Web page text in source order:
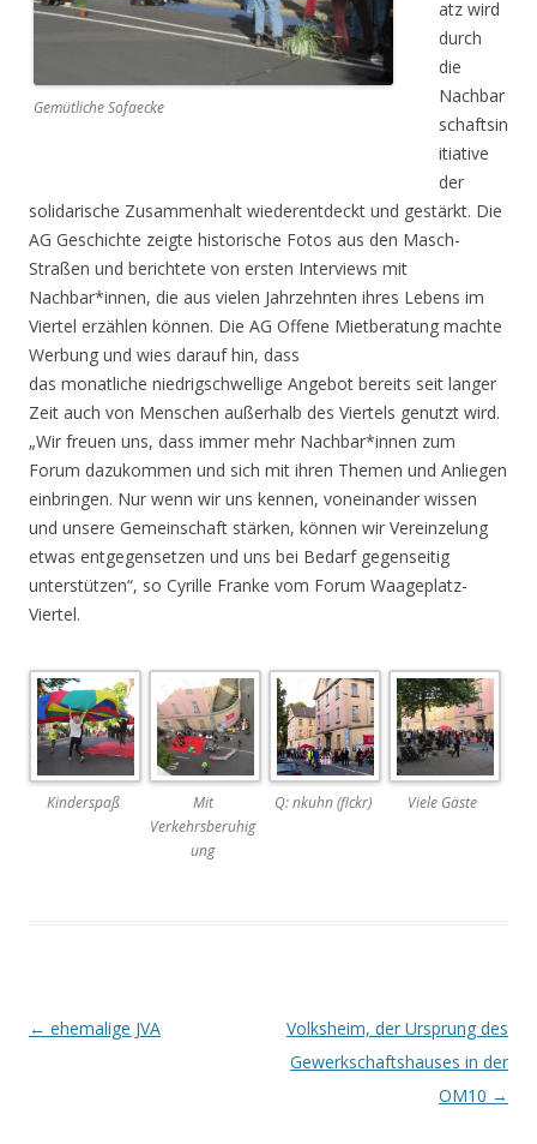
Gemütliche Sofaecke
atz wird
durch
die
Nachbar
schaftsin
itiative
der
solidarische Zusammenhalt wiederentdeckt und gestärkt. Die
AG Geschichte zeigte historische Fotos aus den Masch-
Straßen und berichtete von ersten Interviews mit
Nachbar*innen, die aus vielen Jahrzehnten ihres Lebens im
Viertel erzählen können. Die AG Offene Mietberatung machte
Werbung und wies darauf hin, dass
das monatliche niedrigschwellige Angebot bereits seit langer
Zeit auch von Menschen außerhalb des Viertels genutzt wird.
„Wir freuen uns, dass immer mehr Nachbar*innen zum
Forum dazukommen und sich mit ihren Themen und Anliegen
einbringen. Nur wenn wir uns kennen, voneinander wissen
und unsere Gemeinschaft stärken, können wir Vereinzelung
etwas entgegensetzen und uns bei Bedarf gegenseitig
unterstützen“, so Cyrille Franke vom Forum Waageplatz-
Viertel.
Kinderspaß
Mit
Verkehrsberuhig
ung
Q: nkuhn (flckr) Viele Gäste
Beitrags-
← ehemalige JVA
Volksheim, der Ursprung des
Gewerkschaftshauses in der
OM10 →